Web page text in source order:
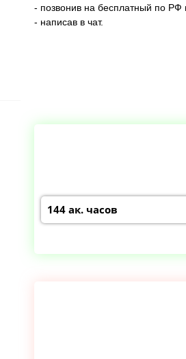
- позвонив на бесплатный по
- написав в чат.
144 ак. часов